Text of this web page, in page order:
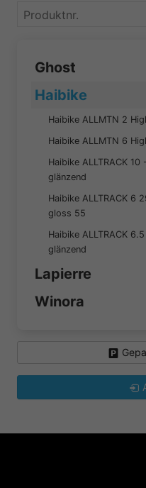
Produktnr.
Ghost
Haibike
Haibike ALLMTN 2
Haibike ALLMTN 6
Haibike ALLTRACK
glänzend
Haibike ALLTRACK 6
gloss 55
Haibike ALLTRACK
glänzend
Lapierre
Winora